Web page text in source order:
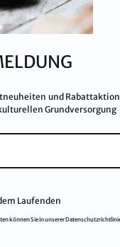
und
Grundversorgung
Laufenden
können Sie in unserer